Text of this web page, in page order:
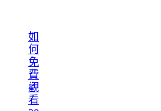
如
何
免
費
觀
看